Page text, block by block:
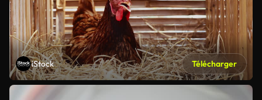
iStock Télécharger